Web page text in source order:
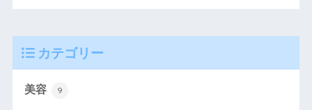
カテゴリー
美容 9